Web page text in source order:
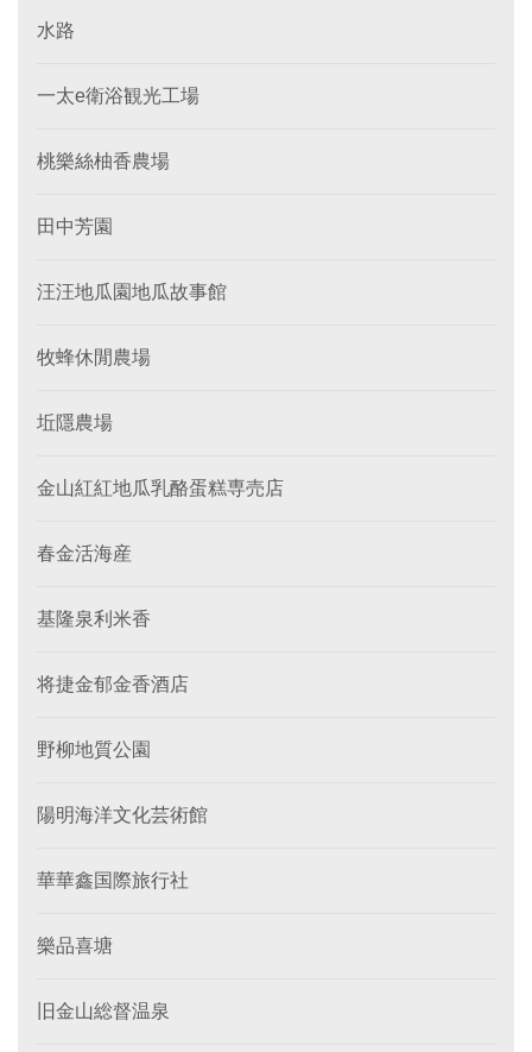
水路
一太e衛浴観光工場
桃樂絲柚香農場
田中芳園
汪汪地瓜園地瓜故事館
牧蜂休閒農場
坵隱農場
金山紅紅地瓜乳酪蛋糕専売店
春金活海産
基隆泉利米香
将捷金郁金香酒店
野柳地質公園
陽明海洋文化芸術館
華華鑫国際旅行社
樂品喜塘
旧金山総督温泉